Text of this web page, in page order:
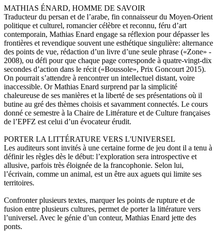
MATHIAS ÉNARD, HOMME DE SAVOIR
Traducteur du persan et de l’arabe, fin connaisseur du Moyen-Orient
politique et culturel, romancier célèbre et reconnu, féru d’art
contemporain, Mathias Enard engage sa réflexion pour dépasser les
frontières et revendique souvent une esthétique singulière: alternance
des points de vue, rédaction d’un livre d’une seule phrase («Zone» -
2008), ou défi pour que chaque page corresponde à quatre-vingt-dix
secondes d’action dans le récit («Boussole», Prix Goncourt 2015).
On pourrait s’attendre à rencontrer un intellectuel distant, voire
inaccessible. Or Mathias Enard surprend par la simplicité
chaleureuse de ses manières et la liberté de ses présentations où il
butine au gré des thèmes choisis et savamment connectés. Le cours
donné ce semestre à la Chaire de Littérature et de Culture françaises
de l’EPFZ est celui d’un évocateur érudit.
PORTER LA LITTÉRATURE VERS L'UNIVERSEL
Les auditeurs sont invités à une certaine forme de jeu dont il a tenu à
définir les règles dès le début: l’exploration sera introspective et
allusive, parfois très éloignée de la francophonie. Selon lui,
l’écrivain, comme un animal, est un être aux aguets qui limite ses
territoires.
Confronter plusieurs textes, marquer les points de rupture et de
fusion entre plusieurs cultures, permet de porter la littérature vers
l’universel. Avec le génie d’un conteur, Mathias Enard jette des
ponts.